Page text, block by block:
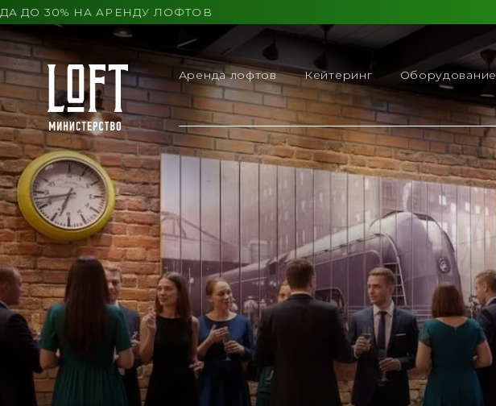
30% НА АРЕНДУ ЛОФТОВ
Аренда лофтов Кейтеринг Оборудование